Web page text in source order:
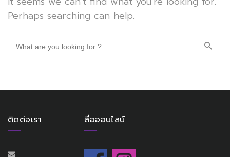
Perhaps searching can help.
ติดต่อเรา สื่อออนไลน์